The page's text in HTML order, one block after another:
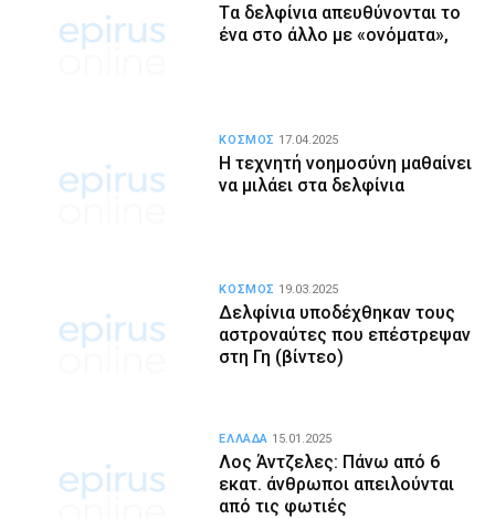
Tα δελφίνια απευθύνονται το
ένα στο άλλο με «ονόματα»,
Η τεχνητή νοημοσύνη μαθαίνει
να μιλάει στα δελφίνια
ΚΟΣΜΟΣ 17.04.2025
Δελφίνια υποδέχθηκαν τους
αστροναύτες που επέστρεψαν
στη Γη (βίντεο)
ΚΟΣΜΟΣ 19.03.2025
Λος Άντζελες: Πάνω από 6
εκατ. άνθρωποι απειλούνται
από τις φωτιές
ΕΛΛΑΔΑ 15.01.2025